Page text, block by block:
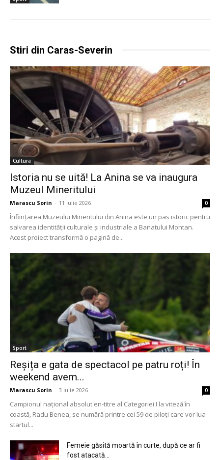
Stiri din Caras-Severin
Cultura
Istoria nu se uită! La Anina se va inaugura
Muzeul Mineritului
Marascu Sorin - 11 iulie 2026 0
Înființarea Muzeului Mineritului din Anina este un pas istoric pentru
salvarea identității culturale și industriale a Banatului Montan.
Acest proiect transformă o pagină de...
Sport
Reșița e gata de spectacol pe patru roți! În
weekend avem...
Marascu Sorin - 3 iulie 2026 0
Campionul național absolut en-titre al Categoriei I la viteză în
coastă, Radu Benea, se numără printre cei 59 de piloți care vor lua
startul...
Femeie găsită moartă în curte, după ce ar fi
fost atacată...